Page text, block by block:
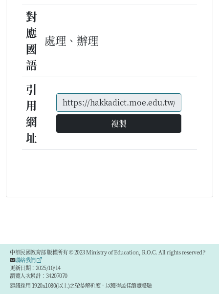
對
應
國
語
處理、辦理
引
用
網
址
複製
中華民國教育部 版權所有 © 2023 Ministry of Education, R.O.C. All rights reserved.®
聯絡我們
更新日期：2025/10/14
瀏覽人次累計：34207070
建議採用 1920x1080(以上)之螢幕解析度，以獲得最佳瀏覽體驗